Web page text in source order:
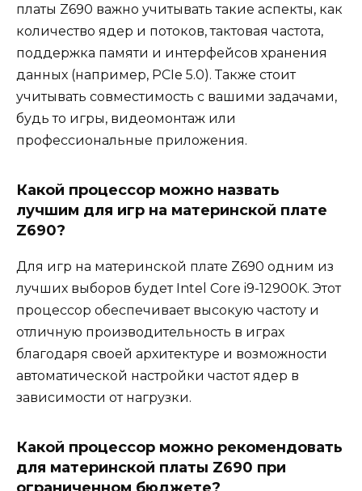
платы Z690 важно учитывать такие аспекты, как
количество ядер и потоков, тактовая частота,
поддержка памяти и интерфейсов хранения
данных (например, PCIe 5.0). Также стоит
учитывать совместимость с вашими задачами,
будь то игры, видеомонтаж или
профессиональные приложения.
Какой процессор можно назвать
лучшим для игр на материнской плате
Z690?
Для игр на материнской плате Z690 одним из
лучших выборов будет Intel Core i9-12900K. Этот
процессор обеспечивает высокую частоту и
отличную производительность в играх
благодаря своей архитектуре и возможности
автоматической настройки частот ядер в
зависимости от нагрузки.
Какой процессор можно рекомендовать
для материнской платы Z690 при